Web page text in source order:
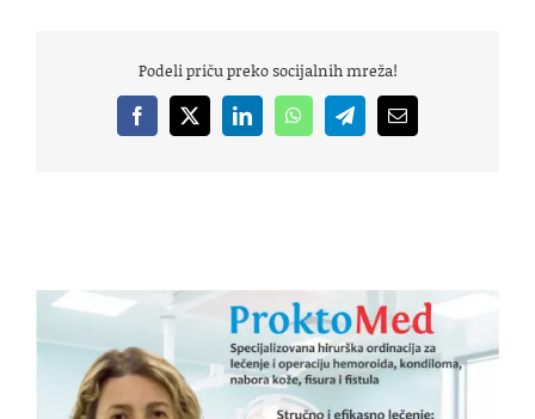
Podeli priču preko socijalnih mreža!
Facebook
X LinkedInWhatsAppTelegramEmail